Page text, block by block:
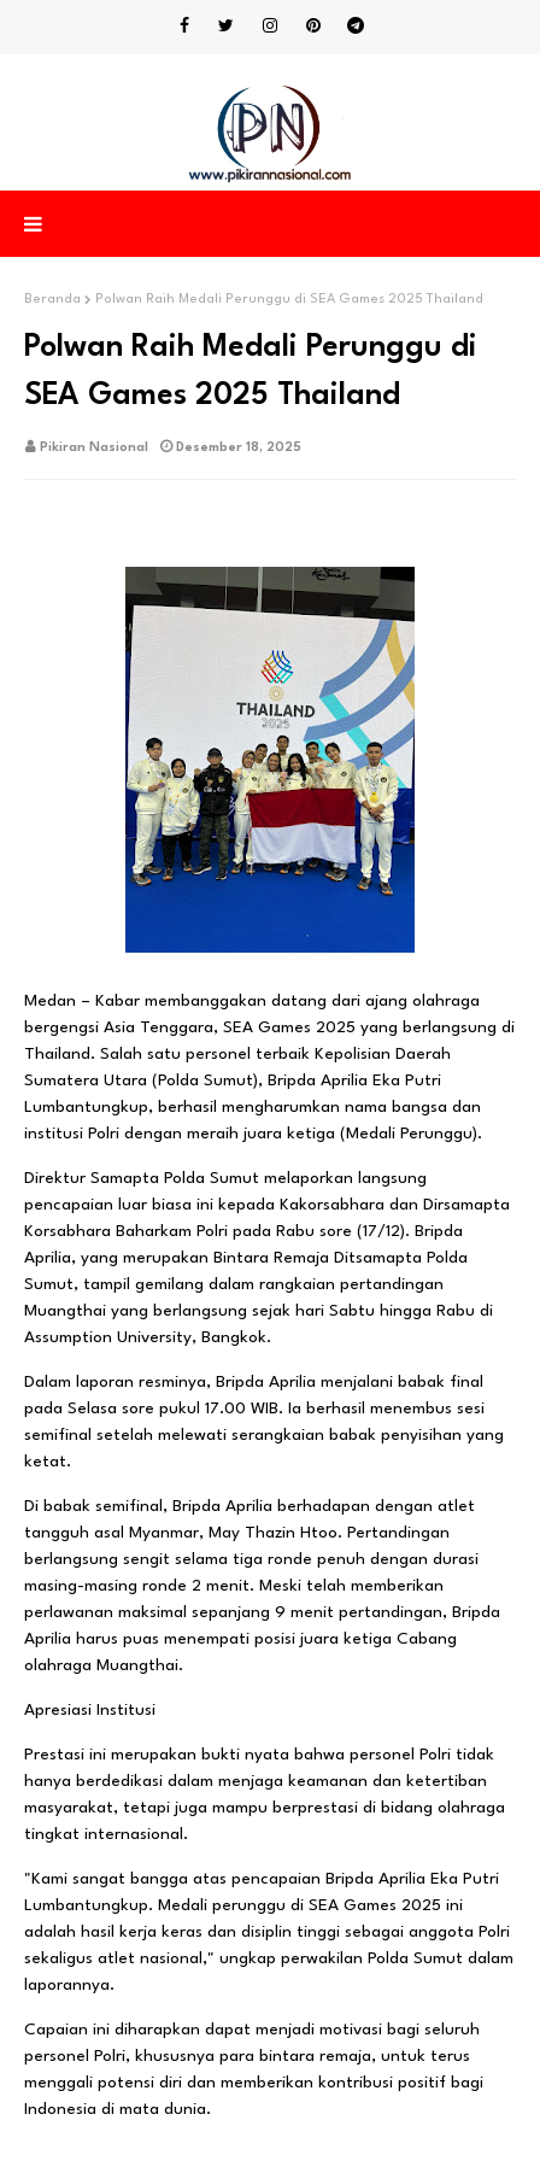
Beranda Polwan Raih Medali Perunggu di SEA Games 2025 Thailand
Polwan Raih Medali Perunggu di
SEA Games 2025 Thailand
Pikiran Nasional Desember 18, 2025
Medan – Kabar membanggakan datang dari ajang olahraga
bergengsi Asia Tenggara, SEA Games 2025 yang berlangsung di
Thailand. Salah satu personel terbaik Kepolisian Daerah
Sumatera Utara (Polda Sumut), Bripda Aprilia Eka Putri
Lumbantungkup, berhasil mengharumkan nama bangsa dan
institusi Polri dengan meraih juara ketiga (Medali Perunggu).
Direktur Samapta Polda Sumut melaporkan langsung
pencapaian luar biasa ini kepada Kakorsabhara dan Dirsamapta
Korsabhara Baharkam Polri pada Rabu sore (17/12). Bripda
Aprilia, yang merupakan Bintara Remaja Ditsamapta Polda
Sumut, tampil gemilang dalam rangkaian pertandingan
Muangthai yang berlangsung sejak hari Sabtu hingga Rabu di
Assumption University, Bangkok.
Dalam laporan resminya, Bripda Aprilia menjalani babak final
pada Selasa sore pukul 17.00 WIB. Ia berhasil menembus sesi
semifinal setelah melewati serangkaian babak penyisihan yang
ketat.
Di babak semifinal, Bripda Aprilia berhadapan dengan atlet
tangguh asal Myanmar, May Thazin Htoo. Pertandingan
berlangsung sengit selama tiga ronde penuh dengan durasi
masing-masing ronde 2 menit. Meski telah memberikan
perlawanan maksimal sepanjang 9 menit pertandingan, Bripda
Aprilia harus puas menempati posisi juara ketiga Cabang
olahraga Muangthai.
Apresiasi Institusi
Prestasi ini merupakan bukti nyata bahwa personel Polri tidak
hanya berdedikasi dalam menjaga keamanan dan ketertiban
masyarakat, tetapi juga mampu berprestasi di bidang olahraga
tingkat internasional.
"Kami sangat bangga atas pencapaian Bripda Aprilia Eka Putri
Lumbantungkup. Medali perunggu di SEA Games 2025 ini
adalah hasil kerja keras dan disiplin tinggi sebagai anggota Polri
sekaligus atlet nasional," ungkap perwakilan Polda Sumut dalam
laporannya.
Capaian ini diharapkan dapat menjadi motivasi bagi seluruh
personel Polri, khususnya para bintara remaja, untuk terus
menggali potensi diri dan memberikan kontribusi positif bagi
Indonesia di mata dunia.